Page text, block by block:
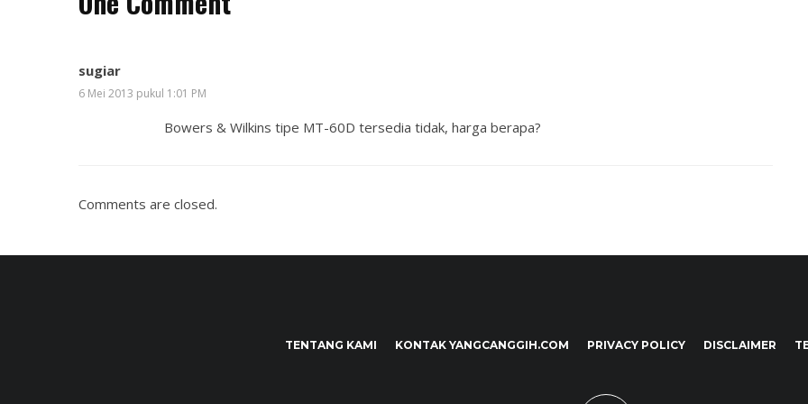
sugiar
6 Mei 2013 pukul 1:01 PM
Bowers & Wilkins tipe MT-60D tersedia tidak, harga berapa?
Comments are closed.
TENTANG KAMI KONTAK YANGCANGGIH.COM PRIVACY POLICY DISCLAIMER